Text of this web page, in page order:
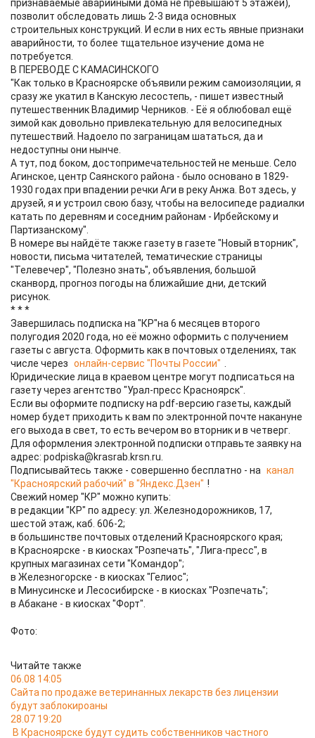
признаваемые аварийными дома не превышают 5 этажей),
позволит обследовать лишь 2-3 вида основных
строительных конструкций. И если в них есть явные признаки
аварийности, то более тщательное изучение дома не
потребуется.
В ПЕРЕВОДЕ С КАМАСИНСКОГО
"Как только в Красноярске объявили режим самоизоляции, я
сразу же укатил в Канскую лесостепь, - пишет известный
путешественник Владимир Черников. - Её я облюбовал ещё
зимой как довольно привлекательную для велосипедных
путешествий. Надоело по заграницам шататься, да и
недоступны они нынче.
А тут, под боком, достопримечательностей не меньше. Село
Агинское, центр Саянского района - было основано в 1829-
1930 годах при впадении речки Аги в реку Анжа. Вот здесь, у
друзей, я и устроил свою базу, чтобы на велосипеде радиалки
катать по деревням и соседним районам - Ирбейскому и
Партизанскому".
В номере вы найдёте также газету в газете "Новый вторник",
новости, письма читателей, тематические страницы
"Телевечер", "Полезно знать", объявления, большой
сканворд, прогноз погоды на ближайшие дни, детский
рисунок.
* * *
Завершилась подписка на "КР"на 6 месяцев второго
полугодия 2020 года, но её можно оформить с получением
газеты с августа. Оформить как в почтовых отделениях, так
числе через онлайн-сервис "Почты России"
Юридические лица в краевом центре могут подписаться на
газету через агентство "Урал-пресс Красноярск".
Если вы оформите подписку на pdf-версию газеты, каждый
номер будет приходить к вам по электронной почте накануне
его выхода в свет, то есть вечером во вторник и в четверг.
Для оформления электронной подписки отправьте заявку на
адрес: podpiska@krasrab.krsn.ru.
Подписывайтесь также - совершенно бесплатно - на канал
"Красноярский рабочий" в "Яндекс.Дзен" !
Свежий номер "КР" можно купить:
в редакции "КР" по адресу: ул. Железнодорожников, 17,
шестой этаж, каб. 606-2;
в большинстве почтовых отделений Красноярского края;
в Красноярске - в киосках "Розпечать", "Лига-пресс", в
крупных магазинах сети "Командор";
в Железногорске - в киосках "Гелиос";
в Минусинске и Лесосибирске - в киосках "Розпечать";
в Абакане - в киосках "Форт".
Фото:
Читайте также
06.08 14:05
Сайта по продаже ветеринанных лекарств без лицензии
будут заблокироаны
28.07 19:20
В Красноярске будут судить собственников частного